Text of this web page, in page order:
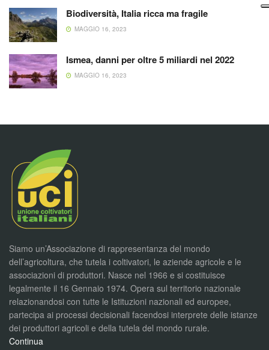
Biodiversità, Italia ricca ma fragile
MAGGIO 16, 2023
Ismea, danni per oltre 5 miliardi nel 2022
MAGGIO 16, 2023
Siamo un’Associazione di rappresentanza del mondo
dell’agricoltura, che tutela i coltivatori, le aziende agricole e le
associazioni di produttori. Nasce nel 1966 e si costituisce
legalmente il 16 Gennaio 1974. Opera sul territorio nazionale
relazionandosi con tutte le Istituzioni nazionali ed europee,
partecipa ai processi decisionali facendosi interprete delle istanze
dei produttori agricoli e della tutela del mondo rurale.
Continua